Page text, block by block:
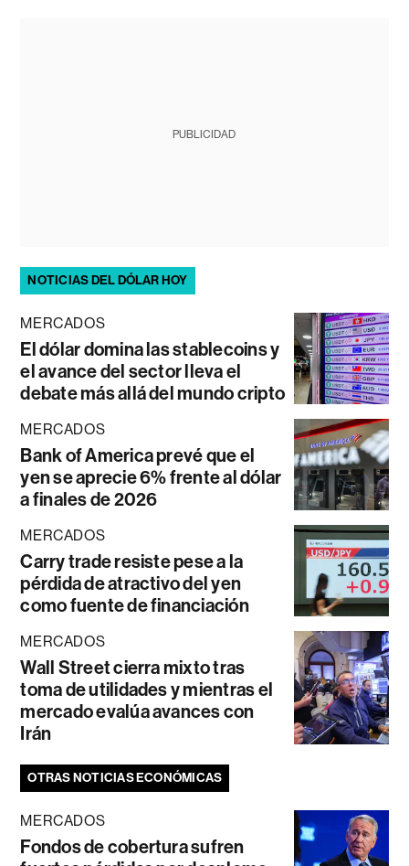
PUBLICIDAD
NOTICIAS DEL DÓLAR HOY
MERCADOS
El dólar domina las stablecoins y
el avance del sector lleva el
debate más allá del mundo cripto
MERCADOS
Bank of America prevé que el
yen se aprecie 6% frente al dólar
a finales de 2026
MERCADOS
Carry trade resiste pese a la
pérdida de atractivo del yen
como fuente de financiación
MERCADOS
Wall Street cierra mixto tras
toma de utilidades y mientras el
mercado evalúa avances con
Irán
OTRAS NOTICIAS ECONÓMICAS
MERCADOS
Fondos de cobertura sufren